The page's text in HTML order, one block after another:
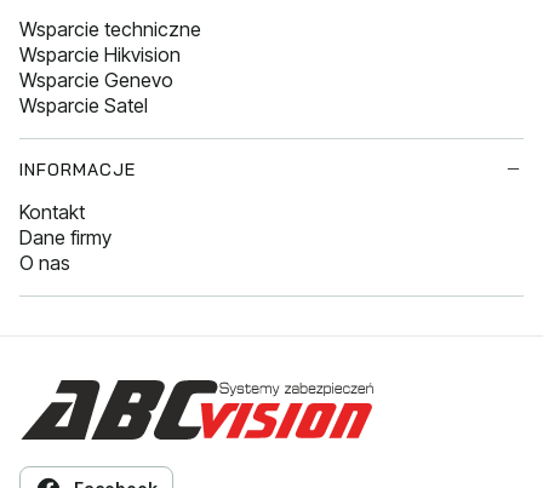
Wsparcie techniczne
Wsparcie Hikvision
Wsparcie Genevo
Wsparcie Satel
INFORMACJE
Kontakt
Dane firmy
O nas